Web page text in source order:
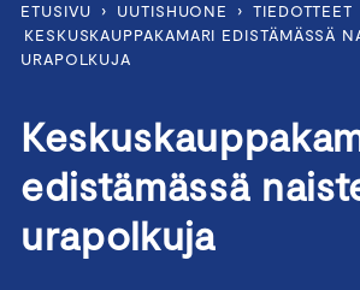
ETUSIVU › UUTISHUONE › TIEDOTTEET
KESKUSKAUPPAKAMARI EDISTÄMÄSSÄ
URAPOLKUJA
edistämässä
urapolkuja